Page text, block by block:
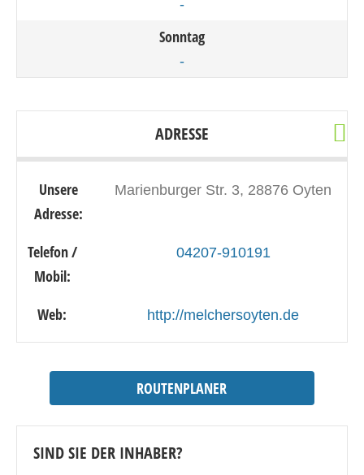
-
Sonntag
-
ADRESSE
Unsere
Adresse:
Marienburger Str. 3, 28876 Oyten
Telefon /
Mobil:
04207-910191
Web: http://melchersoyten.de
ROUTENPLANER
SIND SIE DER INHABER?